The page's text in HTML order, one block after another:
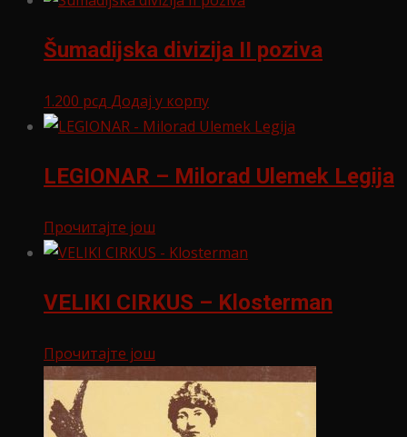
Šumadijska divizija II poziva
1.200 рсд Додај у корпу
LEGIONAR – Milorad Ulemek Legija
Прочитајте још
VELIKI CIRKUS – Klosterman
Прочитајте још